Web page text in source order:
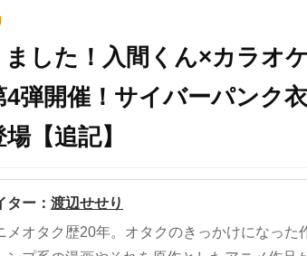
ました！入間くん×カラオ
4弾開催！サイバーパンク
【追記】
ター： 渡辺せせり
メオタク歴20年。オタクのきっかけになった